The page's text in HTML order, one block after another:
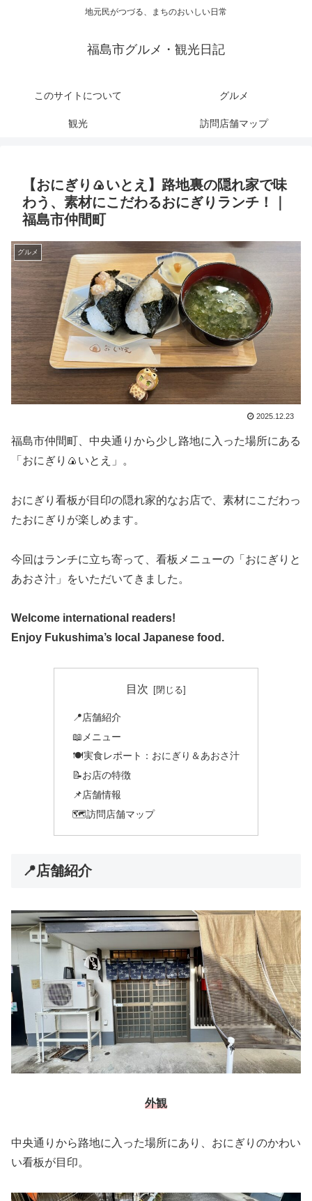
地元民がつづる、まちのおいしい日常
福島市グルメ・観光日記
このサイトについて グルメ
観光 訪問店舗マップ
【おにぎり🍙いとえ】路地裏の隠れ家で味
わう、素材にこだわるおにぎりランチ！｜
福島市仲間町
グルメ
2025.12.23
福島市仲間町、中央通りから少し路地に入った場所にある
「おにぎり🍙いとえ」。
おにぎり看板が目印の隠れ家的なお店で、素材にこだわっ
たおにぎりが楽しめます。
今回はランチに立ち寄って、看板メニューの「おにぎりと
あおさ汁」をいただいてきました。
Welcome international readers!
Enjoy Fukushima’s local Japanese food.
目次
📍店舗紹介
📖メニュー
🍽️実食レポート：おにぎり＆あおさ汁
📝お店の特徴
📌店舗情報
🗺️訪問店舗マップ
📍店舗紹介
外観
中央通りから路地に入った場所にあり、おにぎりのかわい
い看板が目印。